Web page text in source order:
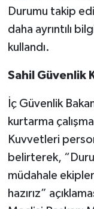
Durumu takip
daha ayrıntılı
kullandı.
Sahil Güvenlik
İç Güvenlik
kurtarma
Kuvvetleri
belirterek,
müdahale
hazırız”